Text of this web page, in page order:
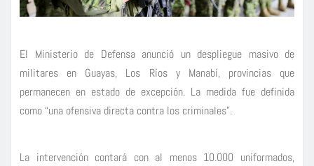
El Ministerio de Defensa anunció un despliegue masivo de
militares en Guayas, Los Ríos y Manabí, provincias que
permanecen en estado de excepción. La medida fue definida
como “una ofensiva directa contra los criminales”.
La intervención contará con al menos 10.000 uniformados,